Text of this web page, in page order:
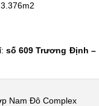
số 609 Trương Định –
Nam Đô Complex